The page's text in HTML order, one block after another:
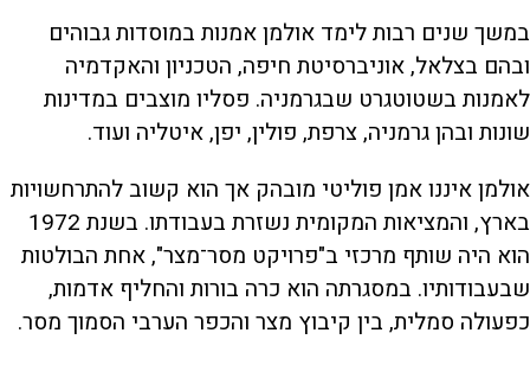
במשך שנים רבות לימד אולמן אמנות במוסדות גבוהים
ובהם בצלאל, אוניברסיטת חיפה, הטכניון והאקדמיה
לאמנות בשטוטגרט שבגרמניה. פסליו מוצבים במדינות
שונות ובהן גרמניה, צרפת, פולין, יפן, איטליה ועוד.
אולמן איננו אמן פוליטי מובהק אך הוא קשוב להתרחשויות
בארץ, והמציאות המקומית נשזרת בעבודתו. בשנת 1972
הוא היה שותף מרכזי ב"פרויקט מסר־מצר", אחת הבולטות
שבעבודותיו. במסגרתה הוא כרה בורות והחליף אדמות,
כפעולה סמלית, בין קיבוץ מצר והכפר הערבי הסמוך מסר.